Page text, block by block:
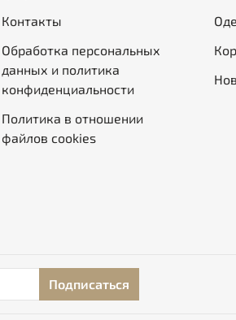
Контакты
Обработка персональных
данных и политика
конфиденциальности
Политика в отношении
файлов cookies
Подписаться